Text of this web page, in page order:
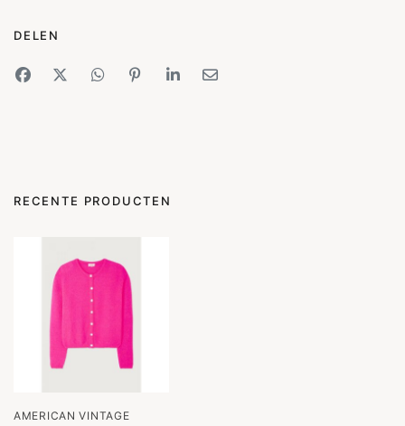
DELEN
RECENTE PRODUCTEN
AMERICAN VINTAGE